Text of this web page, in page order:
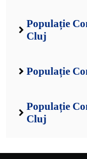
Populație
Cluj
Populație
Populație
Cluj